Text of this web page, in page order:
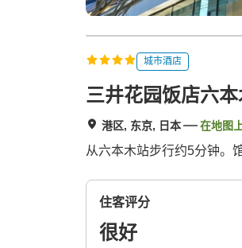
城市酒店
三井花园饭店六
港区, 东京, 日本 在地图
从六本木站步行约5分钟。
住客评分
很好